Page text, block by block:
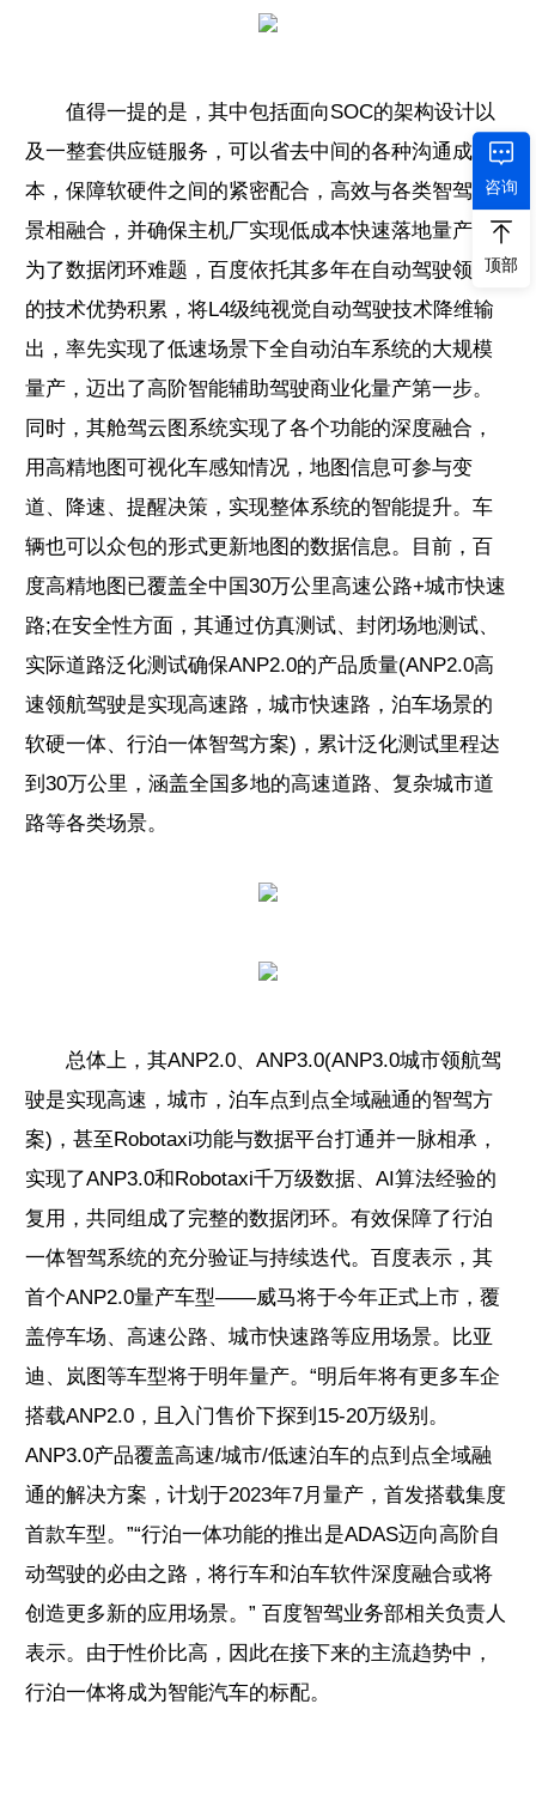
值得一提的是，其中包括面向SOC的架构设计以
及一整套供应链服务，可以省去中间的各种沟通成
本，保障软硬件之间的紧密配合，高效与各类智驾场
景相融合，并确保主机厂实现低成本快速落地量产。
为了数据闭环难题，百度依托其多年在自动驾驶领域
的技术优势积累，将L4级纯视觉自动驾驶技术降维输
出，率先实现了低速场景下全自动泊车系统的大规模
量产，迈出了高阶智能辅助驾驶商业化量产第一步。
同时，其舱驾云图系统实现了各个功能的深度融合，
用高精地图可视化车感知情况，地图信息可参与变
道、降速、提醒决策，实现整体系统的智能提升。车
辆也可以众包的形式更新地图的数据信息。目前，百
度高精地图已覆盖全中国30万公里高速公路+城市快速
路;在安全性方面，其通过仿真测试、封闭场地测试、
实际道路泛化测试确保ANP2.0的产品质量(ANP2.0高
速领航驾驶是实现高速路，城市快速路，泊车场景的
软硬一体、行泊一体智驾方案)，累计泛化测试里程达
到30万公里，涵盖全国多地的高速道路、复杂城市道
路等各类场景。
总体上，其ANP2.0、ANP3.0(ANP3.0城市领航驾
驶是实现高速，城市，泊车点到点全域融通的智驾方
案)，甚至Robotaxi功能与数据平台打通并一脉相承，
实现了ANP3.0和Robotaxi千万级数据、AI算法经验的
复用，共同组成了完整的数据闭环。有效保障了行泊
一体智驾系统的充分验证与持续迭代。百度表示，其
首个ANP2.0量产车型——威马将于今年正式上市，覆
盖停车场、高速公路、城市快速路等应用场景。比亚
迪、岚图等车型将于明年量产。“明后年将有更多车企
搭载ANP2.0，且入门售价下探到15-20万级别。
ANP3.0产品覆盖高速/城市/低速泊车的点到点全域融
通的解决方案，计划于2023年7月量产，首发搭载集度
首款车型。”“行泊一体功能的推出是ADAS迈向高阶自
动驾驶的必由之路，将行车和泊车软件深度融合或将
创造更多新的应用场景。” 百度智驾业务部相关负责人
表示。由于性价比高，因此在接下来的主流趋势中，
行泊一体将成为智能汽车的标配。
咨询
顶部